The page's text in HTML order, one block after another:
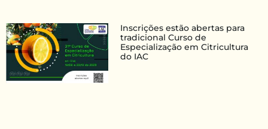
Inscrições estão abertas para
tradicional Curso de
Especialização em Citricultura
do IAC